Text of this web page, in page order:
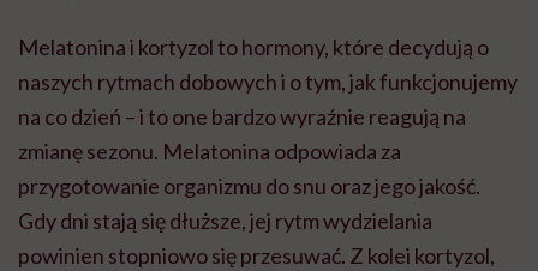
Melatonina i kortyzol to hormony, które decydują o
naszych rytmach dobowych i o tym, jak funkcjonujemy
na co dzień – i to one bardzo wyraźnie reagują na
zmianę sezonu. Melatonina odpowiada za
przygotowanie organizmu do snu oraz jego jakość.
Gdy dni stają się dłuższe, jej rytm wydzielania
powinien stopniowo się przesuwać. Z kolei kortyzol,